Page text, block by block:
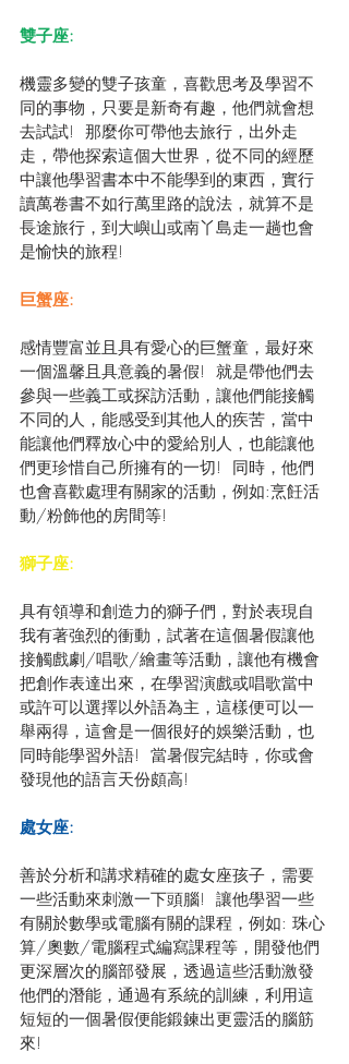
雙子座:
機靈多變的雙子孩童，喜歡思考及學習不
同的事物，只要是新奇有趣，他們就會想
去試試!  那麼你可帶他去旅行，出外走
走，帶他探索這個大世界，從不同的經歷
中讓他學習書本中不能學到的東西，實行
讀萬卷書不如行萬里路的說法，就算不是
長途旅行，到大嶼山或南丫島走一趟也會
是愉快的旅程!
巨蟹座:
感情豐富並且具有愛心的巨蟹童，最好來
一個溫馨且具意義的暑假!  就是帶他們去
參與一些義工或探訪活動，讓他們能接觸
不同的人，能感受到其他人的疾苦，當中
能讓他們釋放心中的愛給別人，也能讓他
們更珍惜自己所擁有的一切!  同時，他們
也會喜歡處理有關家的活動，例如:烹飪活
動/粉飾他的房間等!
獅子座:
具有領導和創造力的獅子們，對於表現自
我有著強烈的衝動，試著在這個暑假讓他
接觸戲劇/唱歌/繪畫等活動，讓他有機會
把創作表達出來，在學習演戲或唱歌當中
或許可以選擇以外語為主，這樣便可以一
舉兩得，這會是一個很好的娛樂活動，也
同時能學習外語!  當暑假完結時，你或會
發現他的語言天份頗高!
處女座:
善於分析和講求精確的處女座孩子，需要
一些活動來刺激一下頭腦!  讓他學習一些
有關於數學或電腦有關的課程，例如: 珠心
算/奧數/電腦程式編寫課程等，開發他們
更深層次的腦部發展，透過這些活動激發
他們的潛能，通過有系統的訓練，利用這
短短的一個暑假便能鍛鍊出更靈活的腦筋
來!